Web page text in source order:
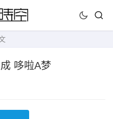
哆啦A梦